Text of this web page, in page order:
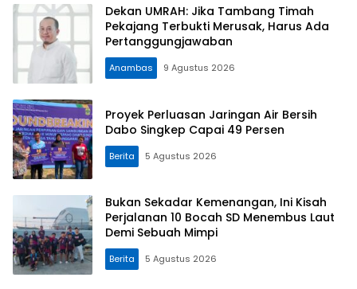
Dekan UMRAH: Jika Tambang Timah
Pekajang Terbukti Merusak, Harus Ada
Pertanggungjawaban
Anambas 9 Agustus 2026
Proyek Perluasan Jaringan Air Bersih
Dabo Singkep Capai 49 Persen
Berita 5 Agustus 2026
Bukan Sekadar Kemenangan, Ini Kisah
Perjalanan 10 Bocah SD Menembus Laut
Demi Sebuah Mimpi
Berita 5 Agustus 2026